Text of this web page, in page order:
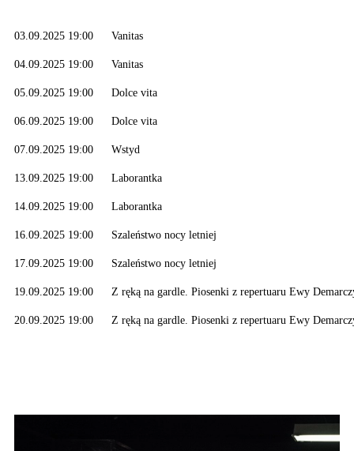
03.09.2025 19:00 Vanitas
04.09.2025 19:00 Vanitas
05.09.2025 19:00 Dolce vita
06.09.2025 19:00 Dolce vita
07.09.2025 19:00 Wstyd
13.09.2025 19:00 Laborantka
14.09.2025 19:00 Laborantka
16.09.2025 19:00 Szaleństwo nocy letniej
17.09.2025 19:00 Szaleństwo nocy letniej
19.09.2025 19:00 Z ręką na gardle. Piosenki z repertuaru Ewy
20.09.2025 19:00 Z ręką na gardle. Piosenki z repertuaru Ewy